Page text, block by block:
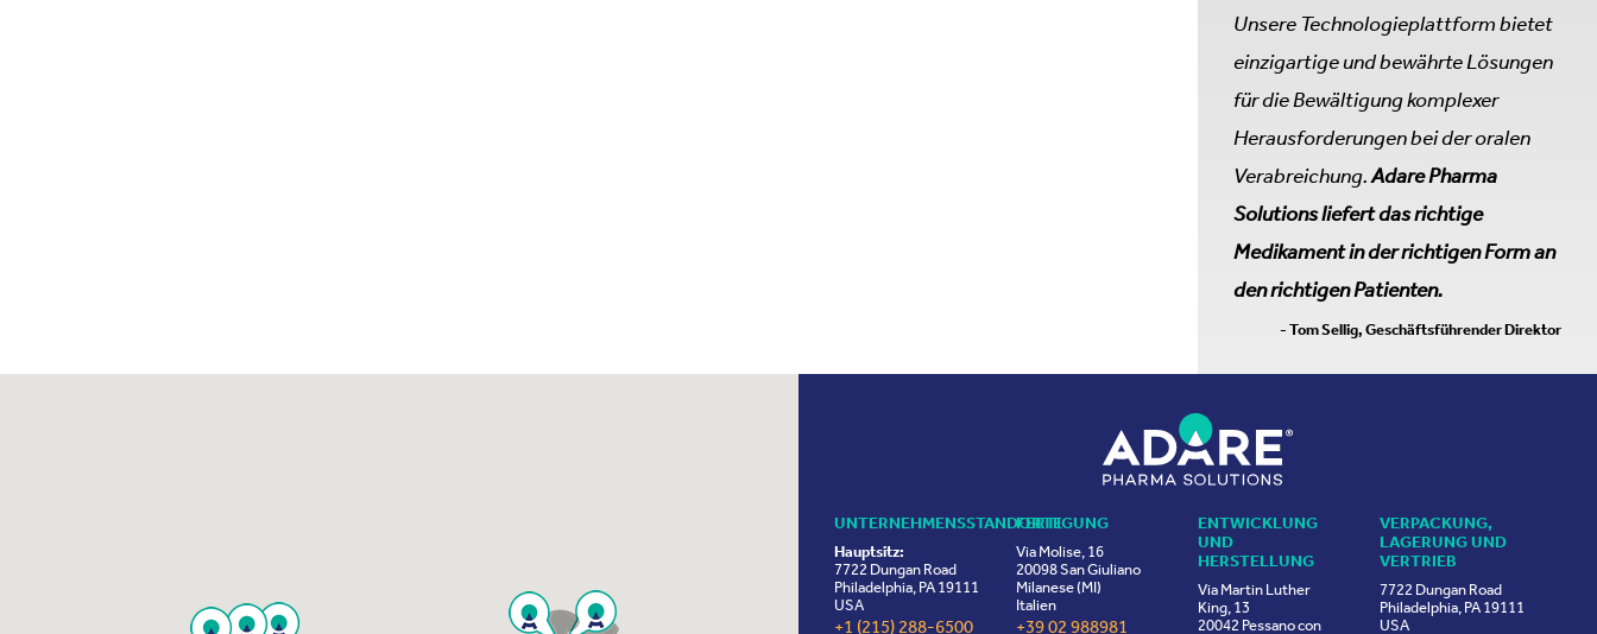
Unsere Technologieplattform bietet
einzigartige und bewährte Lösungen
für die Bewältigung komplexer
Herausforderungen bei der oralen
Verabreichung.Adare Pharma
Solutions liefert das richtige
Medikament in der richtigen Form an
den richtigen Patienten.
- Tom Sellig, Geschäftsführender Direktor
UNTERNEHMENSSTANDORTE
Hauptsitz:
7722 Dungan Road
Philadelphia, PA 19111
USA
+1 (215) 288-6500
FERTIGUNG
Via Molise, 16
20098 San Giuliano
Milanese (MI)
Italien
+39 02 988981
ENTWICKLUNG
UND
HERSTELLUNG
Via Martin Luther
King, 13
20042 Pessano con
VERPACKUNG,
LAGERUNG UND
VERTRIEB
7722 Dungan Road
Philadelphia, PA 19111
USA